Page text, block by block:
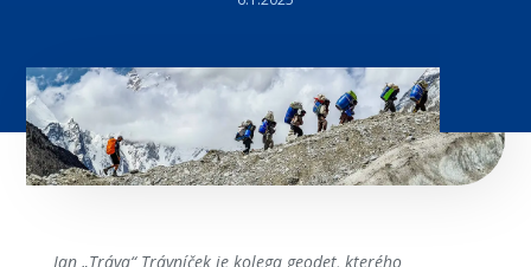
Jan „Tráva“ Trávníček je kolega geodet, kterého